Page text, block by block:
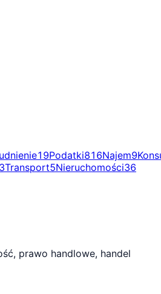
19Podatki816Najem9
3Transport5Nieruchomości36
prawo handlowe, handel